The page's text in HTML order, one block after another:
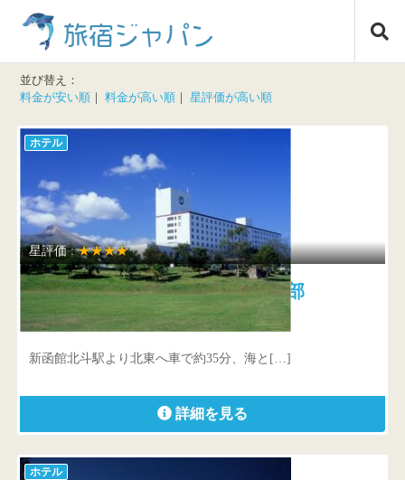
旅宿ジャパン
並び替え：
料金が安い順
｜料金が高い順 ｜星評価が高い順
ホテル
星評価 :★★★★
ロイヤルホテル みなみ北海道鹿部
北海道 茅部郡鹿部町字本別530-127
新函館北斗駅より北東へ車で約35分、海と[…]
詳細を見る
ホテル